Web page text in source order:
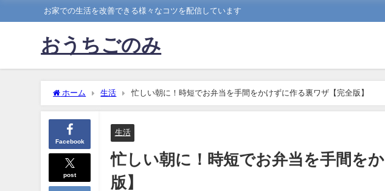
お家での生活を改善できる様々なコツを配信しています
おうちごのみ
ホーム 生活 忙しい朝に！時短でお弁当を手間をかけずに作る裏ワザ【完全版】
Facebook
post
生活
忙しい朝に！時短でお弁当を手間を
版】